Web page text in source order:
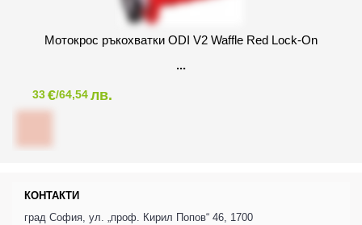
Мотокрос ръкохватки ODI V2 Waffle Red Lock-On
33€/64,54лв.
КОНТАКТИ
град София, ул. „проф. Кирил Попов“ 46, 1700